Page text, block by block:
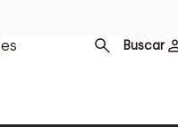
Buscar